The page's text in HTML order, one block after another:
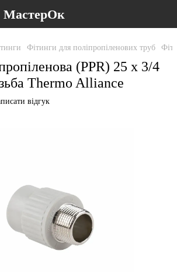
МастерОк
Фітинги для поліпропіленових труб
(PPR) 25 х 3/4
Thermo Alliance
відгук